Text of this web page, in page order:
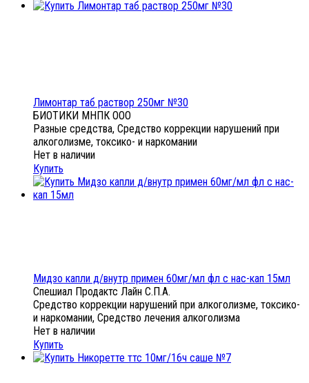
Лимонтар таб раствор 250мг №30
БИОТИКИ МНПК ООО
Разные средства, Средство коррекции нарушений при
алкоголизме, токсико- и наркомании
Нет в наличии
Купить
Мидзо капли д/внутр примен 60мг/мл фл с нас-кап 15мл
Спешиал Продактс Лайн С.П.А.
Средство коррекции нарушений при алкоголизме, токсико-
и наркомании, Средство лечения алкоголизма
Нет в наличии
Купить